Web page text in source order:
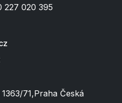
227 020 395
71,Praha Česká